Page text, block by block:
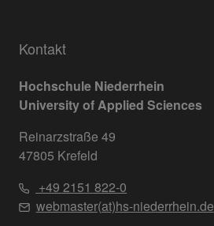
Kontakt
Hochschule Niederrhein
University of Applied Sciences
Reinarzstraße 49
47805 Krefeld
+49 2151 822-0
webmaster(at)hs-niederrhein.de